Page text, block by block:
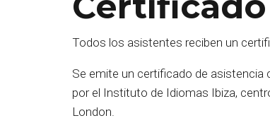
Todos los asistentes reciben un
Se emite un certificado de asistencia
por el Instituto de Idiomas Ibiza,
London.